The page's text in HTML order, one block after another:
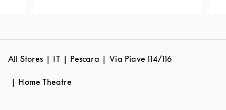
All Stores IT Pescara Via Piave 114/116
Home Theatre